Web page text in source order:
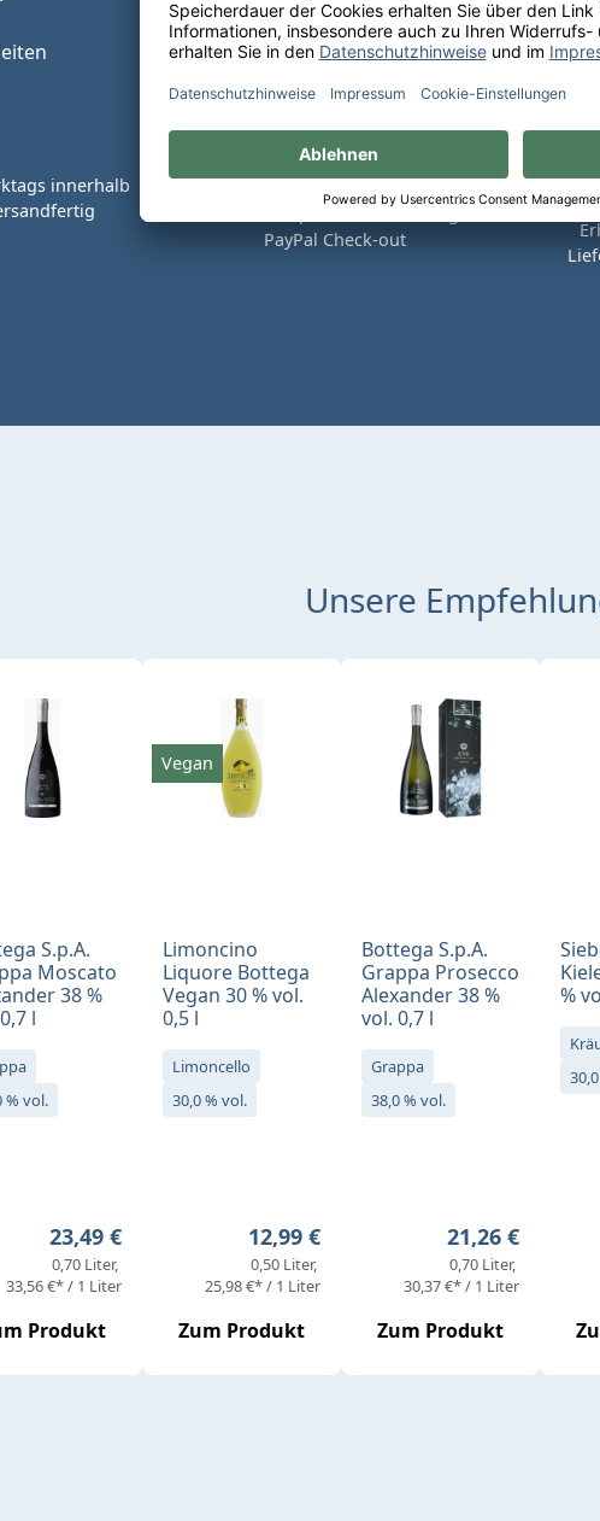
innerhalb
Kaufen Sie bequem auf Rechnung mit
PayPal Check-out
Unsere
S.p.A.
Moscato
38 %
l
% vol.
Regulärer Preis:
23,49 €
0,70 Liter
33,56 €* / 1 Liter
Produkt
Limoncino
Liquore Bottega
Vegan 30 % vol.
0,5 l
Limoncello
30,0 % vol.
Regulärer Preis:
12,99 €
0,50 Liter
25,98 €* / 1 Liter
Zum Produkt
Vegan
Bottega S.p.A.
Grappa Prosecco
Alexander 38 %
vol. 0,7 l
Grappa
38,0 % vol.
Regulärer Preis:
21,26 €
0,70 Liter
30,37 €* / 1 Liter
Zum Produkt
%